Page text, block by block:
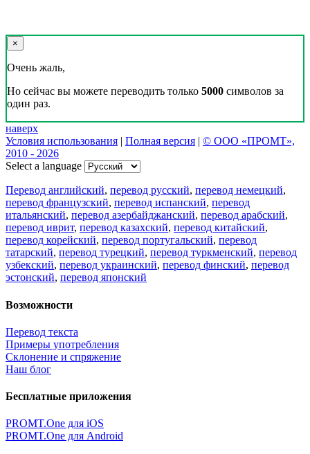
×
Очень жаль,
Но сейчас вы можете переводить только 5000 символов за
один раз.
наверх
Условия использования | Полная версия | © ООО «ПРОМТ»,
2010 - 2026
Select a language
Перевод английский, перевод русский, перевод немецкий,
перевод французский, перевод испанский, перевод
итальянский, перевод азербайджанский, перевод арабский,
перевод иврит, перевод казахский, перевод китайский,
перевод корейский, перевод португальский, перевод
татарский, перевод турецкий, перевод туркменский, перевод
узбекский, перевод украинский, перевод финский, перевод
эстонский, перевод японский
Возможности
Перевод текста
Примеры употребления
Склонение и спряжение
Наш блог
Бесплатные приложения
PROMT.One для iOS
PROMT.One для Android